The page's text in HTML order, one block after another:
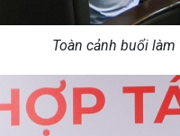
Toàn cảnh buổi làm